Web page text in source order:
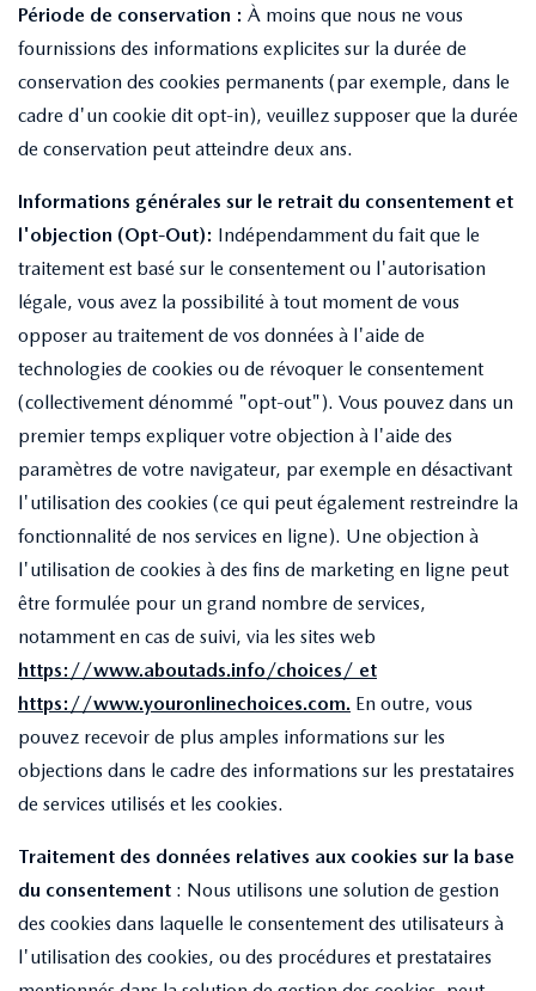
Période de conservation : À moins que nous ne vous
fournissions des informations explicites sur la durée de
conservation des cookies permanents (par exemple, dans le
cadre d'un cookie dit opt-in), veuillez supposer que la durée
de conservation peut atteindre deux ans.
Informations générales sur le retrait du consentement et
l'objection (Opt-Out): Indépendamment du fait que le
traitement est basé sur le consentement ou l'autorisation
légale, vous avez la possibilité à tout moment de vous
opposer au traitement de vos données à l'aide de
technologies de cookies ou de révoquer le consentement
(collectivement dénommé "opt-out"). Vous pouvez dans un
premier temps expliquer votre objection à l'aide des
paramètres de votre navigateur, par exemple en désactivant
l'utilisation des cookies (ce qui peut également restreindre la
fonctionnalité de nos services en ligne). Une objection à
l'utilisation de cookies à des fins de marketing en ligne peut
être formulée pour un grand nombre de services,
notamment en cas de suivi, via les sites web
https://www.aboutads.info/choices/ et
https://www.youronlinechoices.com. En outre, vous
pouvez recevoir de plus amples informations sur les
objections dans le cadre des informations sur les prestataires
de services utilisés et les cookies.
Traitement des données relatives aux cookies sur la base
du consentement : Nous utilisons une solution de gestion
des cookies dans laquelle le consentement des utilisateurs à
l'utilisation des cookies, ou des procédures et prestataires